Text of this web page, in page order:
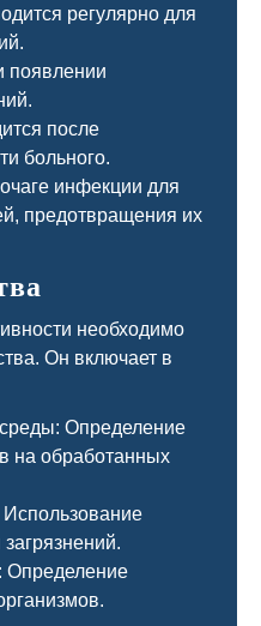
регулярно для
появлении
после
больного.
инфекции для
предотвращения их
необходимо
Он включает в
Определение
на обработанных
Определение